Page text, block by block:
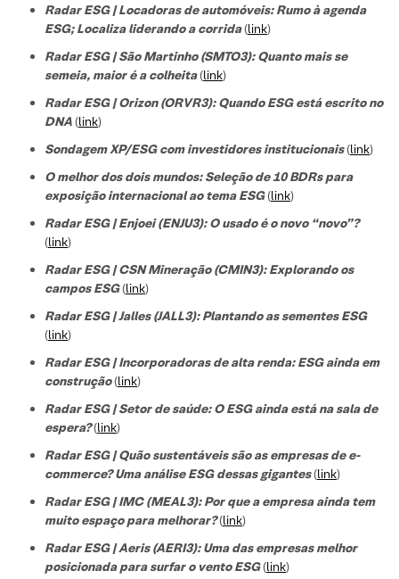
Radar ESG | Locadoras de automóveis: Rumo à agenda
ESG; Localiza liderando a corrida(link)
Radar ESG | São Martinho (SMTO3): Quanto mais se
semeia, maior é a colheita(link)
Radar ESG | Orizon (ORVR3): Quando ESG está escrito no
DNA(link)
Sondagem XP/ESG com investidores institucionais(link)
O melhor dos dois mundos: Seleção de 10 BDRs para
exposição internacional ao tema ESG(link)
Radar ESG | Enjoei (ENJU3): O usado é o novo “novo”?
(link)
Radar ESG | CSN Mineração (CMIN3): Explorando os
campos ESG(link)
Radar ESG | Jalles (JALL3): Plantando as sementes ESG
(link)
Radar ESG | Incorporadoras de alta renda: ESG ainda em
construção(link)
Radar ESG | Setor de saúde: O ESG ainda está na sala de
espera?(link)
Radar ESG | Quão sustentáveis são as empresas de e-
commerce? Uma análise ESG dessas gigantes(link)
Radar ESG | IMC (MEAL3): Por que a empresa ainda tem
muito espaço para melhorar?(link)
Radar ESG | Aeris (AERI3): Uma das empresas melhor
posicionada para surfar o vento ESG(link)